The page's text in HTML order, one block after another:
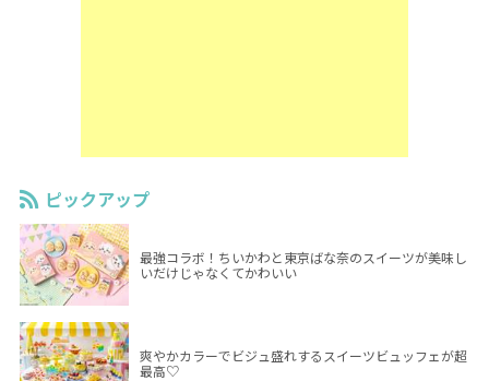
ピックアップ
最強コラボ！ちいかわと東京ばな奈のスイーツが美味し
いだけじゃなくてかわいい
爽やかカラーでビジュ盛れするスイーツビュッフェが超
最高♡